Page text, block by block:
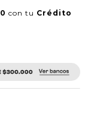
con tu Crédito